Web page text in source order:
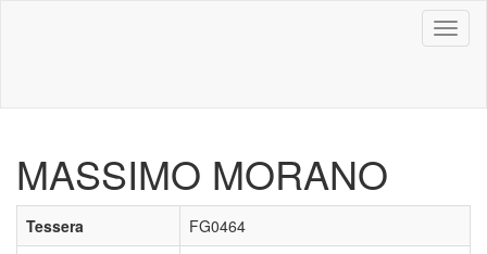
MASSIMO MORANO
Tessera
FG0464